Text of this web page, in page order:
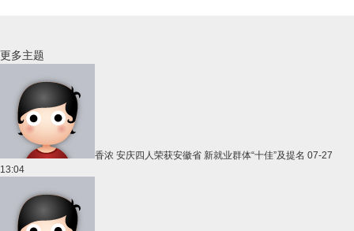
更多主题
香浓 安庆四人荣获安徽省 新就业群体“十佳”及提名 07-27
13:04